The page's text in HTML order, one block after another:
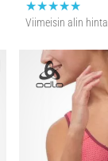
Viimeisin alin hinta